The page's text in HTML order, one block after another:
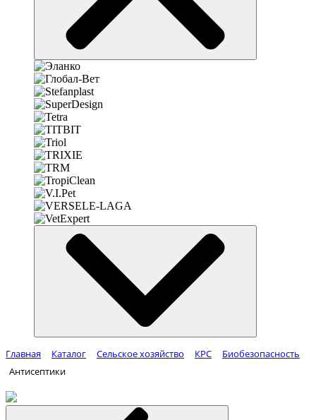
Главная Каталог Сельское хозяйство КРС
Биобезопасность
Антисептики